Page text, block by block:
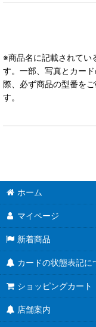
※商品名に記載されてい
す。一部、写真とカー
際、必ず商品の型番を
す。
ホーム
マイページ
新着商品
カードの状態表記に
ショッピングカート
店舗案内